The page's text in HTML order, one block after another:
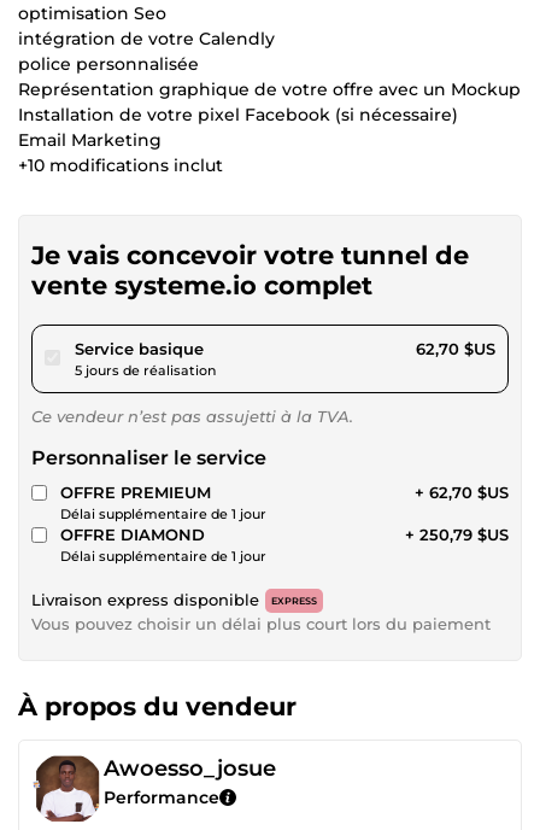
optimisation Seo
intégration de votre Calendly
police personnalisée
Représentation graphique de votre offre avec un Mockup
Installation de votre pixel Facebook (si nécessaire)
Email Marketing
+10 modifications inclut
Je vais concevoir votre tunnel de
vente systeme.io complet
Service basiquepour 57,79 $US
5 jours de réalisation
62,70 $US
Ce vendeur n’est pas assujetti à la TVA.
Personnaliser le service
OFFRE PREMIEUM
Délai supplémentaire de 1 jour
+ 62,70 $US
OFFRE DIAMOND
Délai supplémentaire de 1 jour
+ 250,79 $US
Livraison express disponible EXPRESS
Vous pouvez choisir un délai plus court lors du paiement
À propos du vendeur
Awoesso_josue
Performance